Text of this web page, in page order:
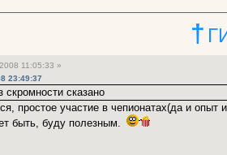
†
11:05:33 »
23:49:37
скромности сказано
простое участие в чепионатах(да и
быть, буду полезным.